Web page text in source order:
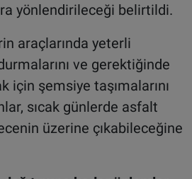
yönlendirileceği belirtildi.
araçlarında yeterli
ve gerektiğinde
için şemsiye taşımalarını
sıcak günlerde asfalt
üzerine çıkabileceğine